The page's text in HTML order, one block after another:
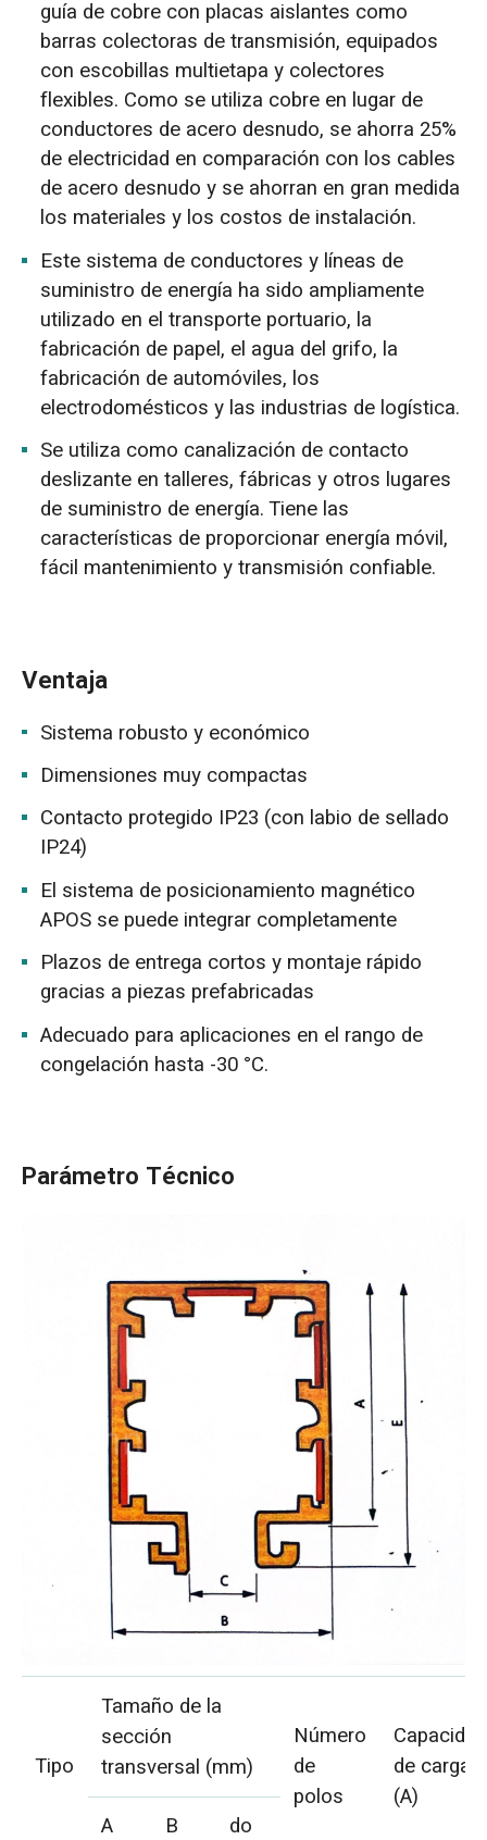
guía de cobre con placas aislantes como
barras colectoras de transmisión, equipados
con escobillas multietapa y colectores
flexibles. Como se utiliza cobre en lugar de
conductores de acero desnudo, se ahorra 25%
de electricidad en comparación con los cables
de acero desnudo y se ahorran en gran medida
los materiales y los costos de instalación.
Este sistema de conductores y líneas de
suministro de energía ha sido ampliamente
utilizado en el transporte portuario, la
fabricación de papel, el agua del grifo, la
fabricación de automóviles, los
electrodomésticos y las industrias de logística.
Se utiliza como canalización de contacto
deslizante en talleres, fábricas y otros lugares
de suministro de energía. Tiene las
características de proporcionar energía móvil,
fácil mantenimiento y transmisión confiable.
Ventaja
Sistema robusto y económico
Dimensiones muy compactas
Contacto protegido IP23 (con labio de sellado
IP24)
El sistema de posicionamiento magnético
APOS se puede integrar completamente
Plazos de entrega cortos y montaje rápido
gracias a piezas prefabricadas
Adecuado para aplicaciones en el rango de
congelación hasta -30 °C.
Parámetro Técnico
Tipo
Tamaño de la
sección
transversal (mm)
Número
de
polos
Capacidad
de carga
(A)
A
B
do